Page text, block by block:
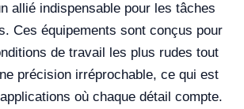
allié indispensable pour les tâches
Ces équipements sont conçus pour
de travail les plus rudes tout
précision irréprochable, ce qui est
où chaque détail compte.